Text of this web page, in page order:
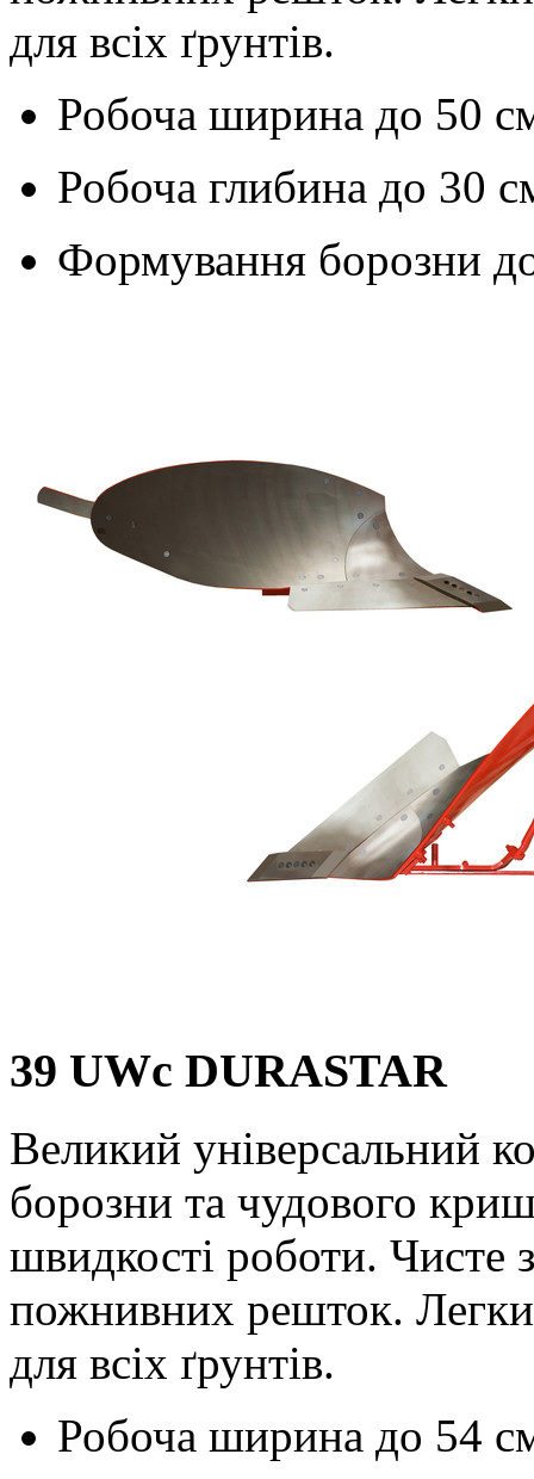
для всіх ґрунтів.
Робоча ширина до 50
Робоча глибина до 30
Формування борозни
39 UWc DURASTAR
Великий універсальний
борозни та чудового
швидкості роботи. Чисте
пожнивних решток.
для всіх ґрунтів.
Робоча ширина до 54